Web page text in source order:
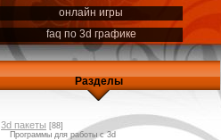
онлайн игры
faq по 3d графике
Разделы
3d пакеты [88]
Программы для работы с 3d